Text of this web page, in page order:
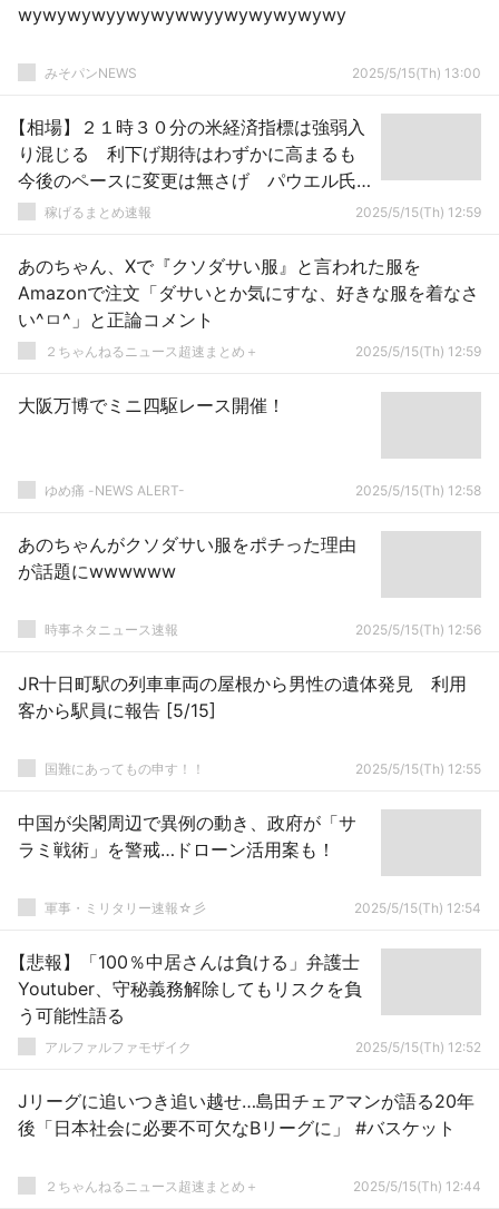
wywywywyywywywwyywywywywywy
みそパンNEWS 2025/5/15(Th) 13:00
【相場】２１時３０分の米経済指標は強弱入
り混じる 利下げ期待はわずかに高まるも
今後のペースに変更は無さげ パウエル氏
演説で１４６円台に乗せるもレンジ続く
稼げるまとめ速報 2025/5/15(Th) 12:59
あのちゃん、Xで『クソダサい服』と言われた服を
Amazonで注文「ダサいとか気にすな、好きな服を着なさ
い^ㅁ^」と正論コメント
２ちゃんねるニュース超速まとめ＋ 2025/5/15(Th) 12:59
大阪万博でミニ四駆レース開催！
ゆめ痛 -NEWS ALERT- 2025/5/15(Th) 12:58
あのちゃんがクソダサい服をポチった理由
が話題にwwwwww
時事ネタニュース速報 2025/5/15(Th) 12:56
JR十日町駅の列車車両の屋根から男性の遺体発見 利用
客から駅員に報告 [5/15]
国難にあってもの申す！！ 2025/5/15(Th) 12:55
中国が尖閣周辺で異例の動き、政府が「サ
ラミ戦術」を警戒…ドローン活用案も！
軍事・ミリタリー速報☆彡 2025/5/15(Th) 12:54
【悲報】「100％中居さんは負ける」弁護士
Youtuber、守秘義務解除してもリスクを負
う可能性語る
アルファルファモザイク 2025/5/15(Th) 12:52
Jリーグに追いつき追い越せ…島田チェアマンが語る20年
後「日本社会に必要不可欠なBリーグに」 #バスケット
２ちゃんねるニュース超速まとめ＋ 2025/5/15(Th) 12:44